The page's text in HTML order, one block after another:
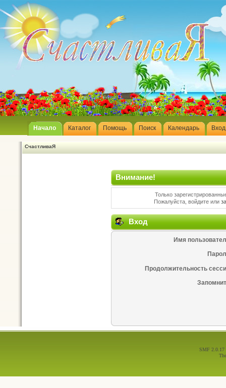
Начало Каталог Помощь Поиск Календарь Вход
СчастливаЯ
Внимание!
Только
Пожалуйста, войдите или
Вход
Имя
Продолжительность
SMF 2.0.17